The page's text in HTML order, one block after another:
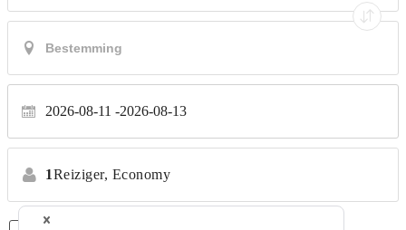
2026-08-11 2026-08-13
1Reiziger, Economy